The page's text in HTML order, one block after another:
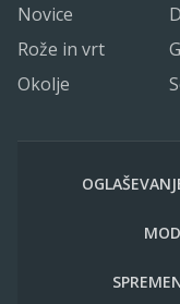
Novice
Rože in vrt
Okolje